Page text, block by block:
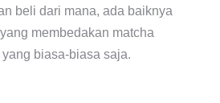
beli dari mana, ada baiknya
membedakan matcha
biasa-biasa saja.